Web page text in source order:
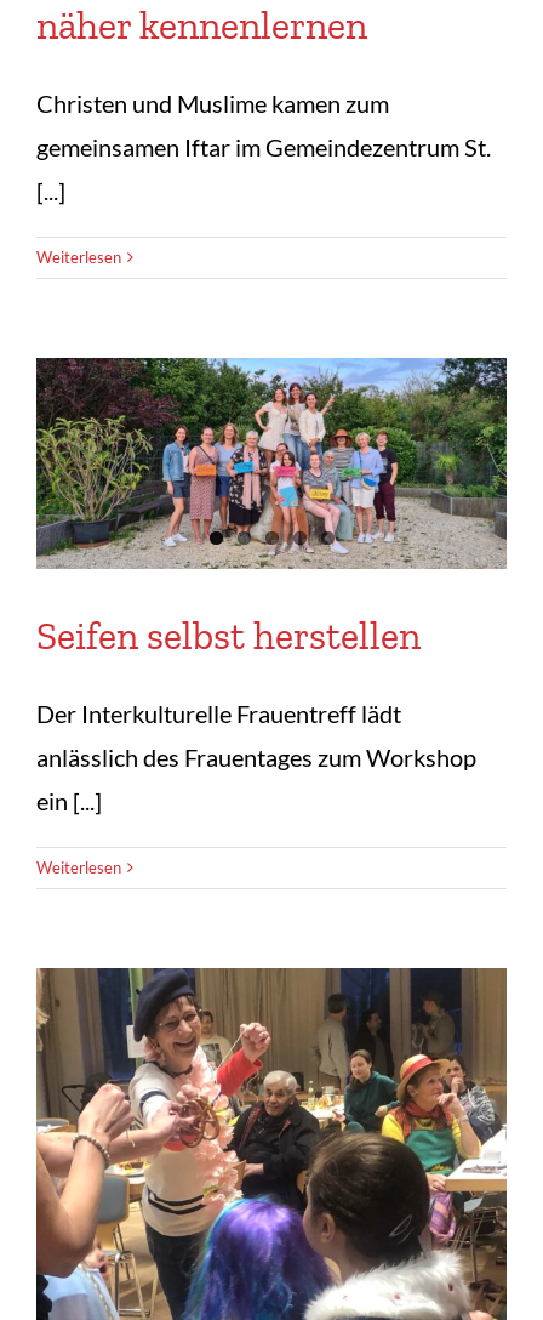
näher kennenlernen
Christen und Muslime kamen zum
gemeinsamen Iftar im Gemeindezentrum St.
[...]
Weiterlesen
Seifen selbst herstellen
Der Interkulturelle Frauentreff lädt
anlässlich des Frauentages zum Workshop
ein [...]
Weiterlesen